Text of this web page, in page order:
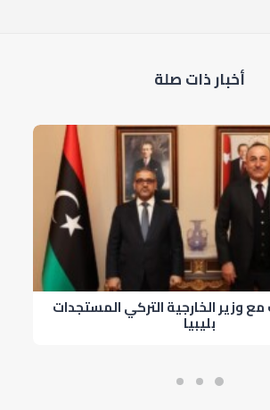
أخبار ذات صلة
وزير الخارجية التركي المستجدات
بليبيا